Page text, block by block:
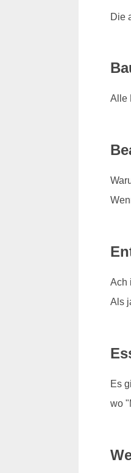
Die
Alle
Ach
Als
Es
wo